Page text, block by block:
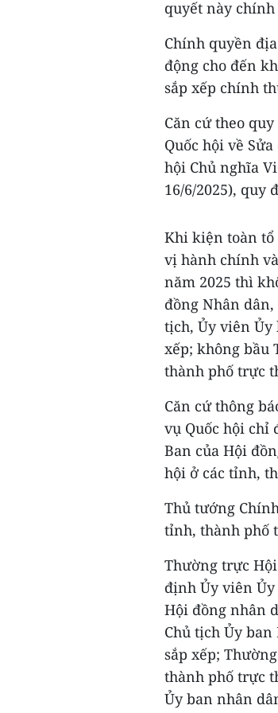
quyết này
Chính quyền
động cho đến
sắp xếp chính
Căn cứ theo
Quốc hội về
hội Chủ nghĩa
16/6/2025), quy
Khi kiện toàn tổ
vị hành chính
năm 2025 thì
đồng Nhân
tịch, Ủy viên
xếp; không bầu
thành phố trực
Căn cứ thông
vụ Quốc hội chỉ
Ban của Hội
hội ở các tỉnh,
Thủ tướng
tỉnh, thành phố
Thường trực
định Ủy viên
Hội đồng nhân
Chủ tịch Ủy
sắp xếp;
thành phố trực
Ủy ban nhân